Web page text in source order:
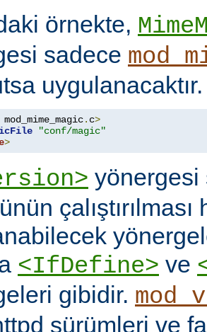
örnekte,
sadece
uygulanacaktır.
mod_mime_magic. c>
"conf/magic"
>
yönergesi
çalıştırılması
<IfDefine> ve
gibidir.
sürümleri ve